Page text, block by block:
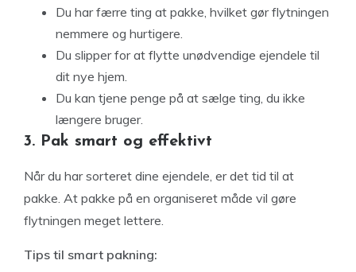
Du har færre ting at pakke, hvilket gør flytningen
nemmere og hurtigere.
Du slipper for at flytte unødvendige ejendele til
dit nye hjem.
Du kan tjene penge på at sælge ting, du ikke
længere bruger.
3. Pak smart og effektivt
Når du har sorteret dine ejendele, er det tid til at
pakke. At pakke på en organiseret måde vil gøre
flytningen meget lettere.
Tips til smart pakning: